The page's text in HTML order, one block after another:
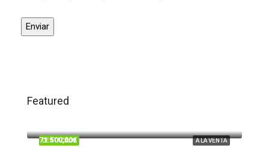
Featured
A LA VENTA
DESTACADO
71.500,00€